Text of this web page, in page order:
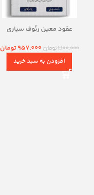
عقود معین رئوف سیاری
1,100,000تومان957,000تومان
افزودن به سبد خرید